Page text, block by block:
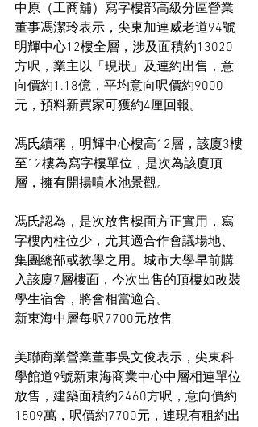
中原（工商舖）寫字樓部高級分區營業
董事馮潔玲表示，尖東加連威老道94號
明輝中心12樓全層，涉及面積約13020
方呎，業主以「現狀」及連約出售，意
向價約1.18億，平均意向呎價約9000
元，預料新買家可獲約4厘回報。
馮氏續稱，明輝中心樓高12層，該廈3樓
至12樓為寫字樓單位，是次為該廈頂
層，擁有開揚噴水池景觀。
馮氏認為，是次放售樓面方正實用，寫
字樓內柱位少，尤其適合作會議場地、
集團總部或教學之用。城市大學早前購
入該廈7層樓面，今次出售的頂樓如改裝
學生宿舍，將會相當適合。
新東海中層每呎7700元放售
美聯商業營業董事吳文俊表示，尖東科
學館道9號新東海商業中心中層相連單位
放售，建築面積約2460方呎，意向價約
1509萬，呎價約7700元，連現有租約出